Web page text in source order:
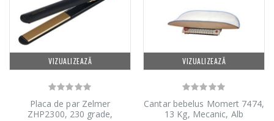
VIZUALIZEAZĂ
Placa de par Zelmer
ZHP2300, 230 grade,
VIZUALIZEAZĂ
Cantar bebelus Momert 7474,
13 Kg, Mecanic, Alb